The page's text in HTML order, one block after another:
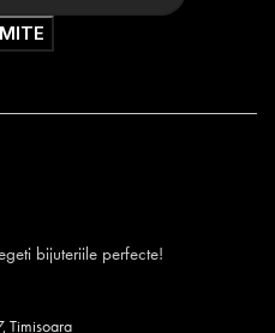
bijuteriile perfecte!
Timisoara